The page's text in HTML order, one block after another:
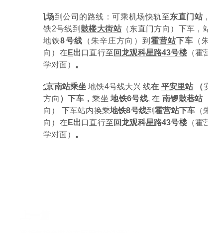
机场到公司的路线：可乘机场快轨至东直门站，换
铁2号线到鼓楼大街站（东直门方向）下车，站内
地铁8号线 （朱辛庄方向） 到 霍营站下车 （朱辛
向）在 E出口直行至 回龙观科星路43号楼（霍营中
学对面） 。
北京南站乘坐 地铁4号线大兴 线在 平安里站 （安河
方向 ）下车，乘坐 地铁6号线,在 南锣鼓巷站（潞
向）
下车站内换乘地铁8号线到霍营站下车 （朱辛
向）在 E出口直行至 回龙观科星路43号楼（霍营中
学对面） 。